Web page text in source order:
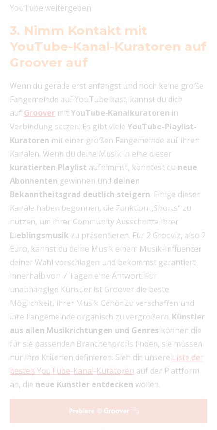
YouTube weitergeben.
3. Nimm Kontakt mit
YouTube-Kanal-Kuratoren auf
Groover auf
Wenn du gerade erst anfängst und noch keine große
Fangemeinde auf YouTube hast, kannst du dich
auf Groover mit YouTube-Kanalkuratoren in
Verbindung setzen. Es gibt viele YouTube-Playlist-
Kuratoren mit einer großen Fangemeinde auf ihren
Kanälen. Wenn du deine Musik in eine dieser
kuratierten Playlist aufnimmst, könntest du neue
Abonnenten gewinnen und deinen
Bekanntheitsgrad deutlich steigern. Einige dieser
Kanäle haben begonnen, die Funktion „Shorts“ zu
nutzen, um ihrer Community Ausschnitte ihrer
Lieblingsmusik zu präsentieren. Für 2 Grooviz, also 2
Euro, kannst du deine Musik einem Musik-Influencer
deiner Wahl vorschlagen und bekommst garantiert
innerhalb von 7 Tagen eine Antwort. Für
unabhängige Künstler ist Groover die beste
Möglichkeit, ihrer Musik Gehör zu verschaffen und
ihre Fangemeinde organisch zu vergrößern. Künstler
aus allen Musikrichtungen und Genres können die
für sie passenden Branchenprofis finden, sie müssen
nur ihre Kriterien definieren. Sieh dir unsere Liste der
besten YouTube-Kanal-Kuratoren auf der Plattform
an, die neue Künstler entdecken wollen.